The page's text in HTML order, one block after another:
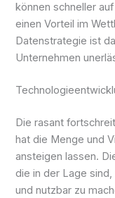
können schneller
einen Vorteil im
Datenstrategie ist
Unternehmen
Die rasant
hat die Menge und
ansteigen lassen.
die in der Lage
und nutzbar zu